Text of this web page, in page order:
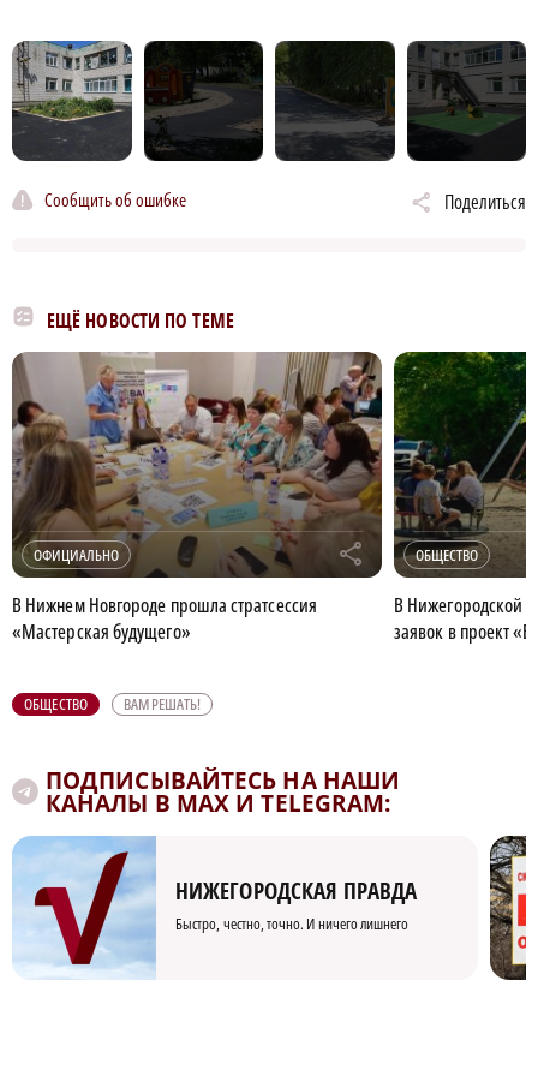
Сообщить об ошибке Поделиться
ЕЩЁ НОВОСТИ ПО ТЕМЕ
ОФИЦИАЛЬНО r
В Нижнем Новгороде прошла стратсессия
«Мастерская будущего»
ОБЩЕСТВО
В Нижегородской
заявок в проект
ОБЩЕСТВО ВАМ РЕШАТЬ!
ПОДПИСЫВАЙТЕСЬ НА НАШИ
КАНАЛЫ В MAX И TELEGRAM:
НИЖЕГОРОДСКАЯ ПРАВДА
Быстро, честно, точно. И ничего лишнего